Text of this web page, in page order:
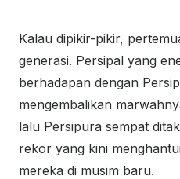
Kalau dipikir-pikir,
generasi. Persipal yang
berhadapan dengan
mengembalikan
lalu Persipura sempat
rekor yang kini
mereka di musim baru.